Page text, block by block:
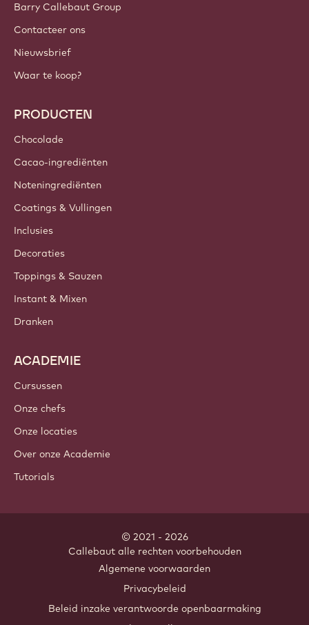
Barry Callebaut Group
Contacteer ons
Nieuwsbrief
Waar te koop?
PRODUCTEN
Chocolade
Cacao-ingrediënten
Noteningrediënten
Coatings & Vullingen
Inclusies
Decoraties
Toppings & Sauzen
Instant & Mixen
Dranken
ACADEMIE
Cursussen
Onze chefs
Onze locaties
Over onze Academie
Tutorials
© 2021 - 2026
Callebaut. alle rechten voorbehouden
navigation
Algemene voorwaarden
Privacybeleid
Beleid inzake verantwoorde openbaarmaking